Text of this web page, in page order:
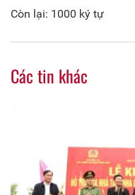
Còn lại: 1000 ký tự
Các tin khác